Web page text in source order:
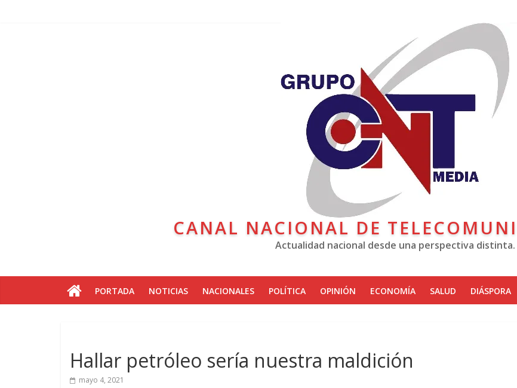
CANAL NACIONAL DE
Actualidad nacional desde una perspectiva distinta.
PORTADA NOTICIAS NACIONALES POLÍTICA OPINIÓN ECONOMÍA SALUD DIÁSPORA
Hallar petróleo sería nuestra maldición
mayo 4, 2021